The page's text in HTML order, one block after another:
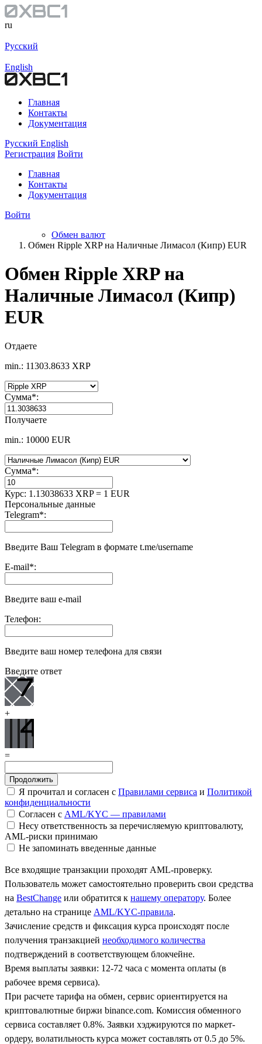
ru
Русский
English
Главная
Контакты
Документация
Русский English
Регистрация Войти
Главная
Контакты
Документация
Войти
Обмен валют
Обмен Ripple XRP на Наличные Лимасол (Кипр) EUR
Обмен Ripple XRP на
Наличные Лимасол (Кипр)
EUR
Отдаете
min.: 11303.8633 XRP
Сумма*:
Получаете
min.: 10000 EUR
Сумма*:
Курс: 1.13038633 XRP = 1 EUR
Персональные данные
Telegram*:
Введите Ваш Telegram в формате t.me/username
E-mail*:
Введите ваш e-mail
Телефон:
Введите ваш номер телефона для связи
Введите ответ
+
=
Я прочитал и согласен с Правилами сервиса и Политикой
конфиденциальности
Согласен с AML/KYC — правилами
Несу ответственность за перечисляемую криптовалюту,
AML-риски принимаю
Не запоминать введенные данные
Все входящие транзакции проходят AML-проверку.
Пользователь может самостоятельно проверить свои средства
на BestChange или обратится к нашему оператору. Более
детально на странице AML/KYC-правила.
Зачисление средств и фиксация курса происходят после
получения транзакцией необходимого количества
подтверждений в соответствующем блокчейне.
Время выплаты заявки: 12-72 часа с момента оплаты (в
рабочее время сервиса).
При расчете тарифа на обмен, сервис ориентируется на
криптовалютные биржи binance.com. Комиссия обменного
сервиса составляет 0.8%. Заявки хэджируются по маркет-
ордеру, волатильность курса может составлять от 0.5 до 5%.